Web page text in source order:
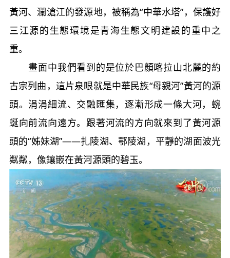
黃河、瀾滄江的發源地，被稱為“中華水塔”，保護好
三江源的生態環境是青海生態文明建設的重中之
重。
畫面中我們看到的是位於巴顏喀拉山北麓的約
古宗列曲，這片泉眼就是中華民族“母親河”黃河的源
頭。涓涓細流、交融匯集，逐漸形成一條大河，蜿
蜒向前流向遠方。跟著河流的方向就來到了黃河源
頭的“姊妹湖”——扎陵湖、鄂陵湖，平靜的湖面波光
粼粼，像鑲嵌在黃河源頭的碧玉。